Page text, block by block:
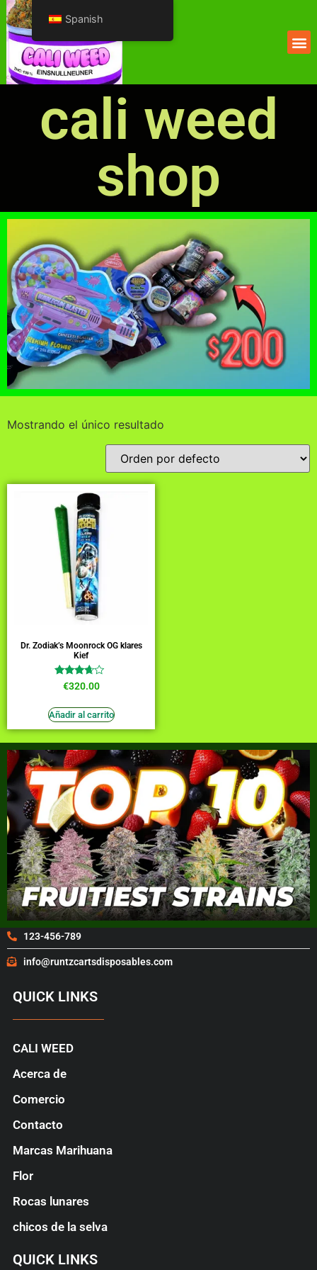
cali weed
shop
Mostrando el único resultado
Dr. Zodiak’s Moonrock OG klares
Kief
Valorado
en
de 5
€320.00
Añadir al carrito
123-456-789
info@runtzcartsdisposables.com
QUICK LINKS
CALI WEED
Acerca de
Comercio
Contacto
Marcas Marihuana
Flor
Rocas lunares
chicos de la selva
QUICK LINKS
Spanish